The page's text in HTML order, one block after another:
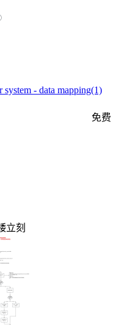
system - data mapping(1)
立刻
免费